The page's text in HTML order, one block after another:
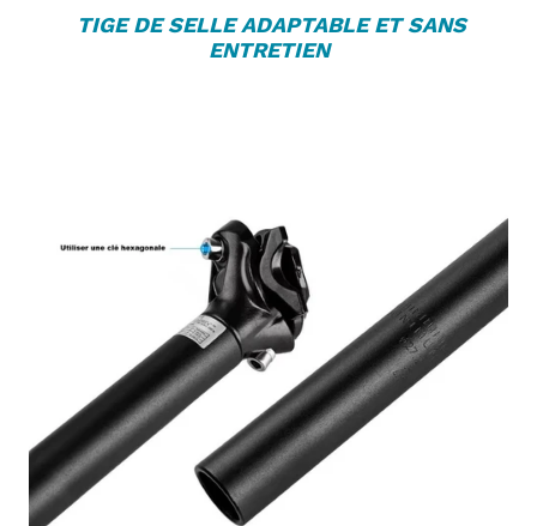
TIGE DE SELLE ADAPTABLE ET SANS
ENTRETIEN